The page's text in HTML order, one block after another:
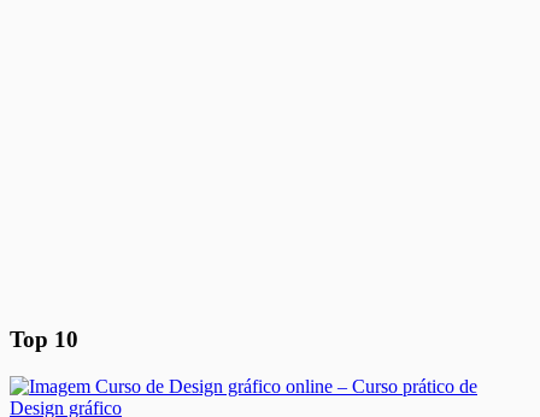
Top 10